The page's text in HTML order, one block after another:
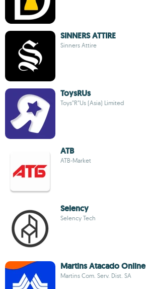
SINNERS ATTIRE
Sinners Attire
ToysRUs
Toys”R”Us (Asia) Limited
ATB
ATB-Market
Selency
Selency Tech
Martins Atacado Online
Martins Com. Serv. Dist. SA